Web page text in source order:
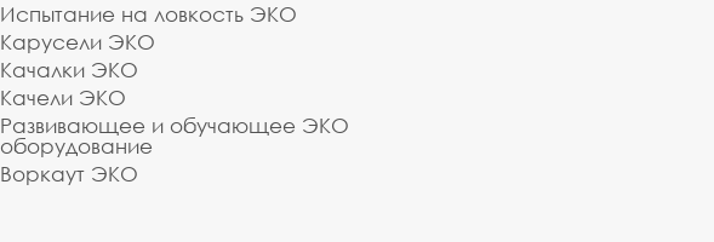
Испытание на ловкость ЭКО
Карусели ЭКО
Качалки ЭКО
Качели ЭКО
Развивающее и обучающее ЭКО
оборудование
Воркаут ЭКО